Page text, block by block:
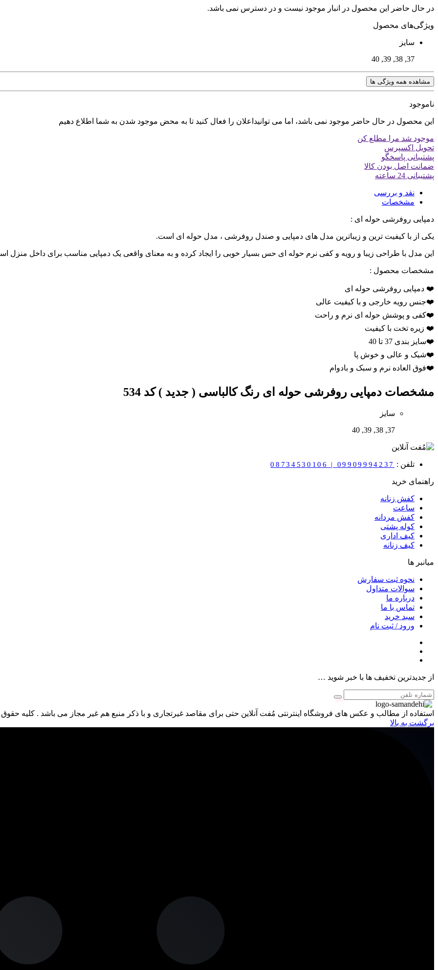
در حال حاضر این محصول در انبار موجود نیست و در دسترس نمی باشد.
ویژگی‌های محصول
سایز
37, 38, 39, 40
مشاهده همه ویژگی ها
ناموجود
این محصول در حال حاضر موجود نمی باشد، اما می توانیداعلان را فعال کنید تا به محض موجود شدن به شما اطلاع دهیم
موجود شد مرا مطلع کن
تحویل اکسپرس
پشتیبانی پاسخگو
ضمانت اصل بودن کالا
پشتیبانی 24 ساعته
نقد و بررسی
مشخصات
دمپایی روفرشی حوله ای :
یکی از با کیفیت ترین و زیباترین مدل های دمپایی و صندل روفرشی ، مدل حوله ای است.
این مدل با طراحی زیبا و رویه و کفی نرم حوله ای حس بسیار خوبی را ایجاد کرده و به معنای واقعی یک دمپایی مناسب برای داخل منزل
مشخصات محصول :
❤️ دمپایی روفرشی حوله ای
❤️جنس رویه خارجی و با کیفیت عالی
❤️کفی و پوشش حوله ای نرم و راحت
❤️ زیره تخت با کیفیت
❤️سایز بندی 37 تا 40
❤️شیک و عالی و خوش پا
❤️فوق العاده نرم و سبک و بادوام
مشخصات دمپایی روفرشی حوله ای رنگ کالباسی ( جدید ) کد 534
سایز
37, 38, 39, 40
تلفن : 08734530106 | 09909994237
راهنمای خرید
کفش زنانه
ساعت
کفش مردانه
کوله پشتی
کیف اداری
کیف زنانه
میانبر ها
نحوه ثبت سفارش
سوالات متداول
درباره ما
تماس با ما
سبد خرید
ورود / ثبت نام
از جدیدترین تخفیف ها با خبر شوید …
استفاده از مطالب و عکس های فروشگاه اینترنتی مُفت آنلاین حتی برای مقاصد غیرتجاری و با ذکر منبع هم غیر مجاز می باشد . کلیه
برگشت به بالا